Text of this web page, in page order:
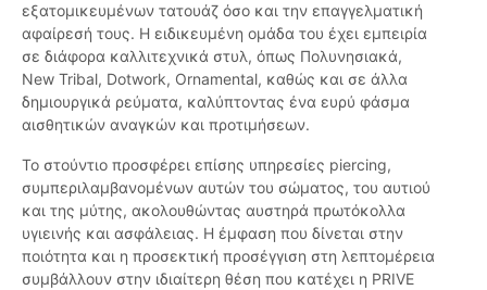
εξατομικευμένων τατουάζ όσο και την επαγγελματική
αφαίρεσή τους. Η ειδικευμένη ομάδα του έχει εμπειρία
σε διάφορα καλλιτεχνικά στυλ, όπως Πολυνησιακά,
New Tribal, Dotwork, Ornamental, καθώς και σε άλλα
δημιουργικά ρεύματα, καλύπτοντας ένα ευρύ φάσμα
αισθητικών αναγκών και προτιμήσεων.
Το στούντιο προσφέρει επίσης υπηρεσίες piercing,
συμπεριλαμβανομένων αυτών του σώματος, του αυτιού
και της μύτης, ακολουθώντας αυστηρά πρωτόκολλα
υγιεινής και ασφάλειας. Η έμφαση που δίνεται στην
ποιότητα και η προσεκτική προσέγγιση στη λεπτομέρεια
συμβάλλουν στην ιδιαίτερη θέση που κατέχει η PRIVE